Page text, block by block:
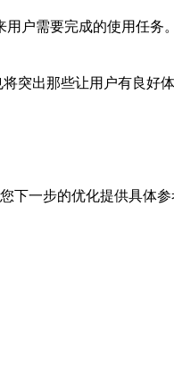
户需要完成的使用任务
突出那些让用户有良好体
下一步的优化提供具体